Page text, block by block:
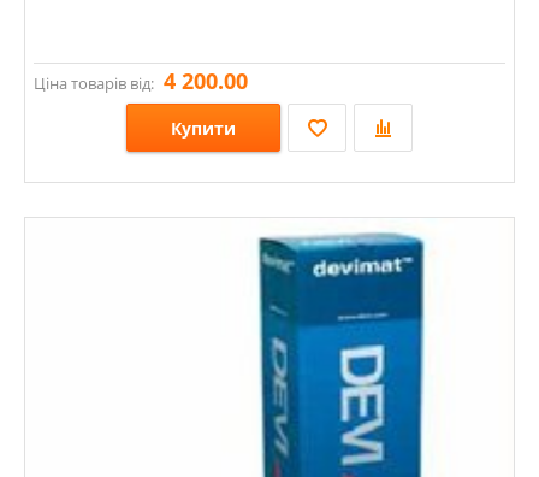
Ціна товарів від: 4 200.00
Купити
Стилі: